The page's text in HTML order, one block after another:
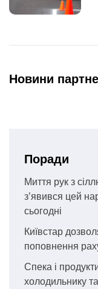
Новини
Поради
Миття рук з
з’явився цей
сьогодні
Київстар
поповнення
Спека і
холодильнику